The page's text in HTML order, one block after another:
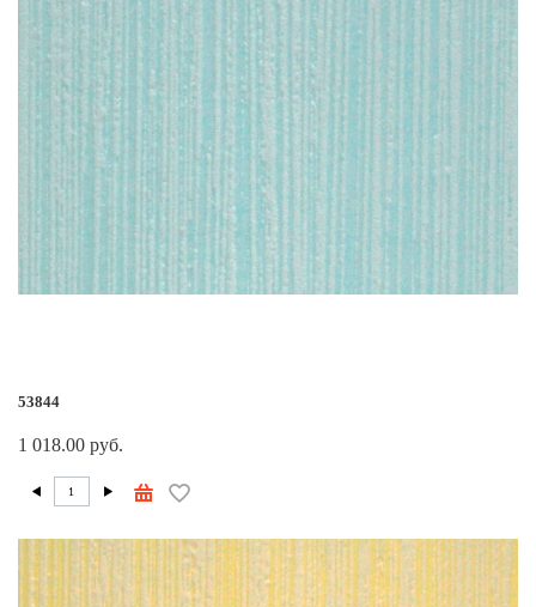
53844
1 018.00 руб.